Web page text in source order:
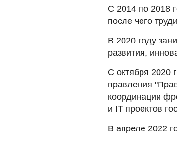
С 2014 по 2018
после чего
В 2020 году
развития,
С октября 2020
правления
координации
и IT проектов
В апреле 2022